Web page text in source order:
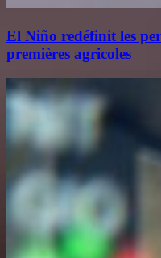
El Niño redéfinit les
premières agricoles